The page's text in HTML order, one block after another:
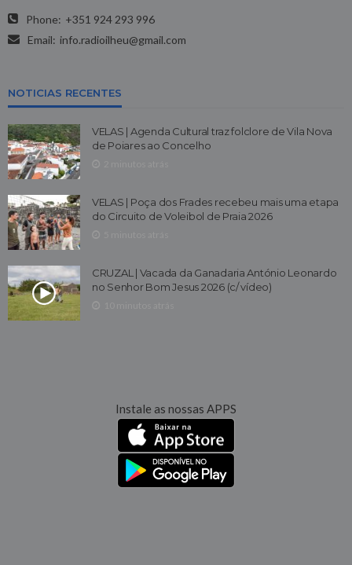
Phone: +351 924 293 996
Email: info.radioilheu@gmail.com
NOTICIAS RECENTES
VELAS | Agenda Cultural traz folclore de Vila Nova
de Poiares ao Concelho
VELAS | Poça dos Frades recebeu mais uma etapa
do Circuito de Voleibol de Praia 2026
CRUZAL | Vacada da Ganadaria António Leonardo
no Senhor Bom Jesus 2026 (c/ vídeo)
Instale as nossas APPS